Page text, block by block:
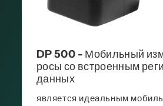
DP 500 - Мобильный
росы со встроенным
данных
является идеальным